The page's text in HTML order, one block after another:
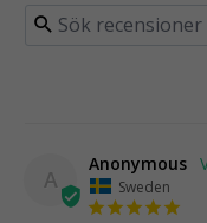
A
Anonymous
Sweden